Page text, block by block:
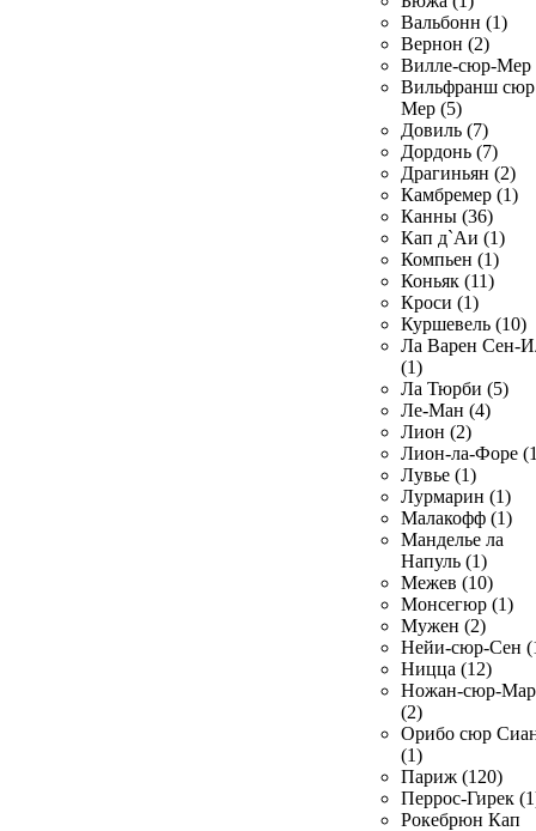
Вальбонн (1)
Вернон (2)
Вилле-сюр-Мер
Вильфранш сюр
Мер (5)
Довиль (7)
Дордонь (7)
Драгиньян (2)
Камбремер (1)
Канны (36)
Кап д`Аи (1)
Компьен (1)
Коньяк (11)
Кроси (1)
Куршевель (10)
Ла Варен Сен-
(1)
Ла Тюрби (5)
Ле-Ман (4)
Лион (2)
Лион-ла-Форе
Лувье (1)
Лурмарин (1)
Малакофф (1)
Манделье ла
Напуль (1)
Межев (10)
Монсегюр (1)
Мужен (2)
Нейи-сюр-Сен
Ницца (12)
Ножан-сюр-
(2)
Орибо сюр
(1)
Париж (120)
Перрос-Гирек
Рокебрюн Кап